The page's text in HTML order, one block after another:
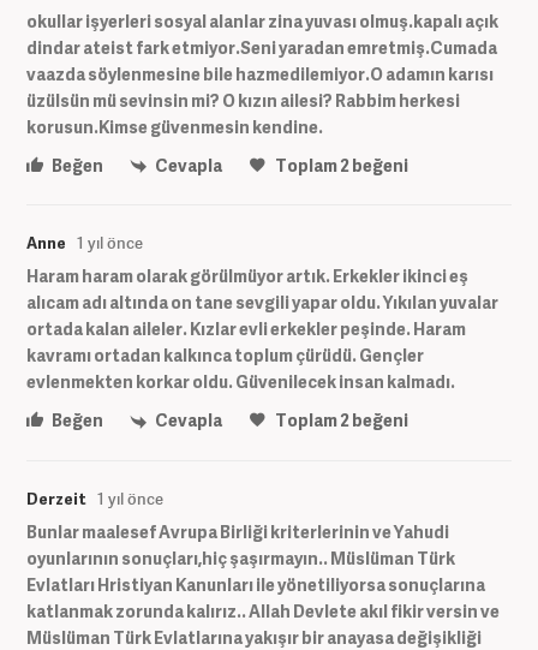
okullar işyerleri sosyal alanlar zina yuvası olmuş.kapalı açık
dindar ateist fark etmiyor.Seni yaradan emretmiş.Cumada
vaazda söylenmesine bile hazmedilemiyor.O adamın karısı
üzülsün mü sevinsin mi? O kızın ailesi? Rabbim herkesi
korusun.Kimse güvenmesin kendine.
Beğen
Cevapla Toplam2beğeni
Anne 1 yıl önce
Haram haram olarak görülmüyor artık. Erkekler ikinci eş
alıcam adı altında on tane sevgili yapar oldu. Yıkılan yuvalar
ortada kalan aileler. Kızlar evli erkekler peşinde. Haram
kavramı ortadan kalkınca toplum çürüdü. Gençler
evlenmekten korkar oldu. Güvenilecek insan kalmadı.
Beğen
Cevapla Toplam2beğeni
Derzeit 1 yıl önce
Bunlar maalesef Avrupa Birliği kriterlerinin ve Yahudi
oyunlarının sonuçları,hiç şaşırmayın.. Müslüman Türk
Evlatları Hristiyan Kanunları ile yönetiliyorsa sonuçlarına
katlanmak zorunda kalırız.. Allah Devlete akıl fikir versin ve
Müslüman Türk Evlatlarına yakışır bir anayasa değişikliği